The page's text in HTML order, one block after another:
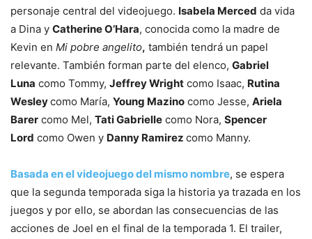
personaje central del videojuego. Isabela Merced da vida
a Dina y Catherine O’Hara, conocida como la madre de
Kevin en Mi pobre angelito, también tendrá un papel
relevante. También forman parte del elenco, Gabriel
Luna como Tommy, Jeffrey Wright como Isaac, Rutina
Wesleycomo María, Young Mazino como Jesse, Ariela
Barer como Mel, Tati Gabrielle como Nora, Spencer
Lord como Owen y Danny Ramirez como Manny.
Basada en el videojuego del mismo nombre, se espera
que la segunda temporada siga la historia ya trazada en los
juegos y por ello, se abordan las consecuencias de las
acciones de Joel en el final de la temporada 1. El trailer,